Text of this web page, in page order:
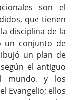
son el
que tienen
disciplina de la
un conjunto de
un plan de
el antiguo
mundo, y los
Evangelio; ellos